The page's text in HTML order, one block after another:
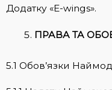
Додатку «E-wings».
ПРАВА ТА
5.1 Обов’язки